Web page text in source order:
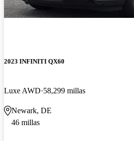
2023 INFINITI QX60
Luxe AWD 58,299 millas
Newark, DE
46 millas